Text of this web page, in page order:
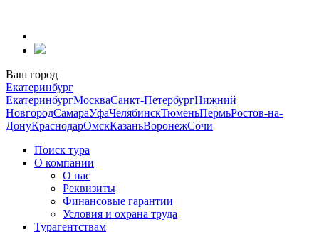
содержанию
Ваш город
Екатеринбург
ЕкатеринбургМоскваСанкт-ПетербургНижний
НовгородСамараУфаЧелябинскТюменьПермьРостов-на-
ДонуКраснодарОмскКазаньВоронежСочи
Поиск тура
О компании
О нас
Реквизиты
Финансовые гарантии
Условия и охрана труда
Турагентствам